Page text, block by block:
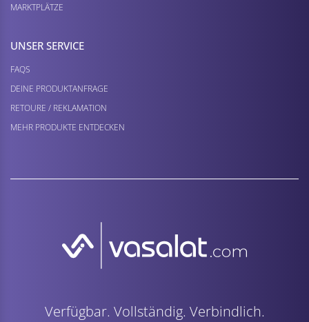
MARKTPLÄTZE
UNSER SERVICE
FAQS
DEINE PRODUKTANFRAGE
RETOURE / REKLAMATION
MEHR PRODUKTE ENTDECKEN
Verfügbar. Vollständig. Verbindlich.